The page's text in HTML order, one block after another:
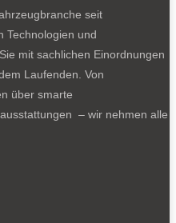
seit
Technologien und
mit sachlichen Einordnungen
Laufenden. Von
über smarte
– wir nehmen alle